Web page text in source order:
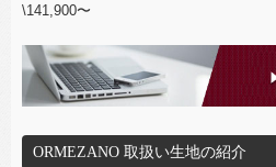
\141,900〜
ORMEZANO 取扱い生地の紹介